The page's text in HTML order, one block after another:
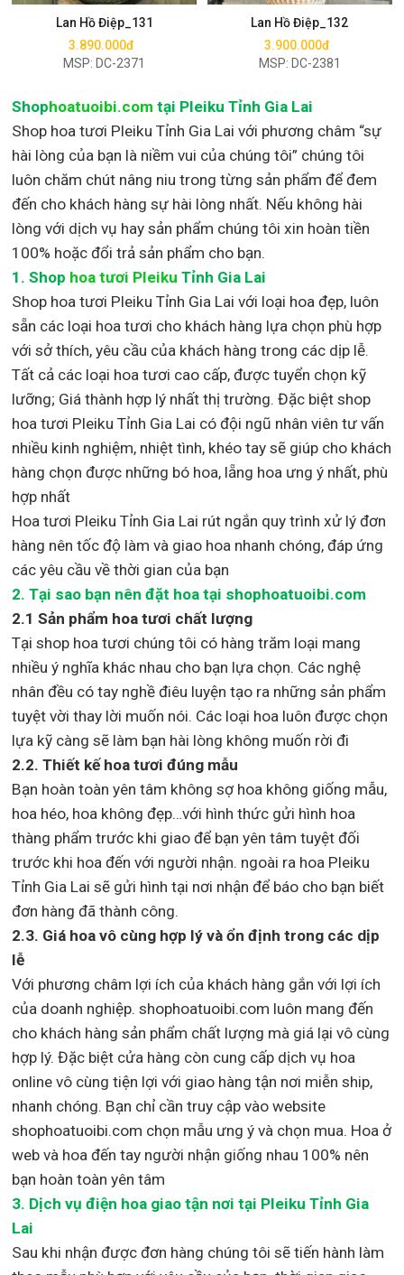
Lan Hồ Điệp_131
3.890.000đ
MSP: DC-2371
Lan Hồ Điệp_132
3.900.000đ
MSP: DC-2381
Shophoatuoibi.com tại Pleiku Tỉnh Gia Lai
Shop hoa tươi Pleiku Tỉnh Gia Lai với phương châm “sự
hài lòng của bạn là niềm vui của chúng tôi” chúng tôi
luôn chăm chút nâng niu trong từng sản phẩm để đem
đến cho khách hàng sự hài lòng nhất. Nếu không hài
lòng với dịch vụ hay sản phẩm chúng tôi xin hoàn tiền
100% hoặc đổi trả sản phẩm cho bạn.
1.Shop hoa tươi Pleiku Tỉnh Gia Lai
Shop hoa tươi Pleiku Tỉnh Gia Lai với loại hoa đẹp, luôn
sẵn các loại hoa tươi cho khách hàng lựa chọn phù hợp
với sở thích, yêu cầu của khách hàng trong các dịp lễ.
Tất cả các loại hoa tươi cao cấp, được tuyển chọn kỹ
lưỡng; Giá thành hợp lý nhất thị trường. Đặc biệt shop
hoa tươi Pleiku Tỉnh Gia Lai có đội ngũ nhân viên tư vấn
nhiều kinh nghiệm, nhiệt tình, khéo tay sẽ giúp cho khách
hàng chọn được những bó hoa, lẵng hoa ưng ý nhất, phù
hợp nhất
Hoa tươi Pleiku Tỉnh Gia Lai rút ngắn quy trình xử lý đơn
hàng nên tốc độ làm và giao hoa nhanh chóng, đáp ứng
các yêu cầu về thời gian của bạn
2. Tại sao bạn nên đặt hoa tại shophoatuoibi.com
2.1 Sản phẩm hoa tươi chất lượng
Tại shop hoa tươi chúng tôi có hàng trăm loại mang
nhiều ý nghĩa khác nhau cho bạn lựa chọn. Các nghệ
nhân đều có tay nghề điêu luyện tạo ra những sản phẩm
tuyệt vời thay lời muốn nói. Các loại hoa luôn được chọn
lựa kỹ càng sẽ làm bạn hài lòng không muốn rời đi
2.2. Thiết kế hoa tươi đúng mẫu
Bạn hoàn toàn yên tâm không sợ hoa không giống mẫu,
hoa héo, hoa không đẹp…với hình thức gửi hình hoa
thàng phẩm trước khi giao để bạn yên tâm tuyệt đối
trước khi hoa đến với người nhận. ngoài ra hoa Pleiku
Tỉnh Gia Lai sẽ gửi hình tại nơi nhận để báo cho bạn biết
đơn hàng đã thành công.
2.3. Giá hoa vô cùng hợp lý và ổn định trong các dịp
lễ
Với phương châm lợi ích của khách hàng gắn với lợi ích
của doanh nghiệp. shophoatuoibi.com luôn mang đến
cho khách hàng sản phẩm chất lượng mà giá lại vô cùng
hợp lý. Đặc biệt cửa hàng còn cung cấp dịch vụ hoa
online vô cùng tiện lợi với giao hàng tận nơi miễn ship,
nhanh chóng. Bạn chỉ cần truy cập vào website
shophoatuoibi.com chọn mẫu ưng ý và chọn mua. Hoa ở
web và hoa đến tay người nhận giống nhau 100% nên
bạn hoàn toàn yên tâm
3. Dịch vụ điện hoa giao tận nơi tại Pleiku Tỉnh Gia
Lai
Sau khi nhận được đơn hàng chúng tôi sẽ tiến hành làm